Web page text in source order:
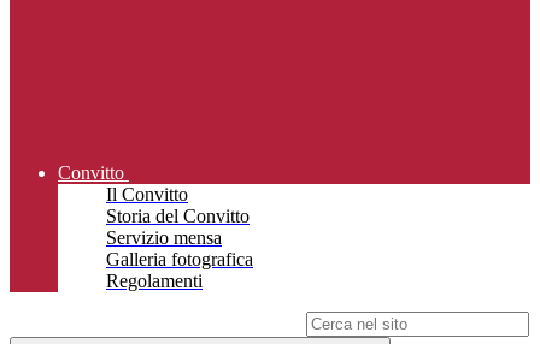
Convitto
Il Convitto
Storia del Convitto
Servizio mensa
Galleria fotografica
Regolamenti